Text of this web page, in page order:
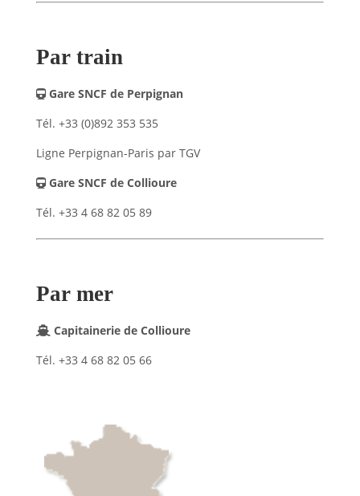
Par train
Gare SNCF de Perpignan
Tél. +33 (0)892 353 535
Ligne Perpignan-Paris par TGV
Gare SNCF de Collioure
Tél. +33 4 68 82 05 89
Par mer
Capitainerie de Collioure
Tél. +33 4 68 82 05 66